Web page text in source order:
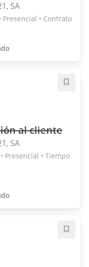
SA
• Contrato
al cliente
SA
Presencial • Tiempo